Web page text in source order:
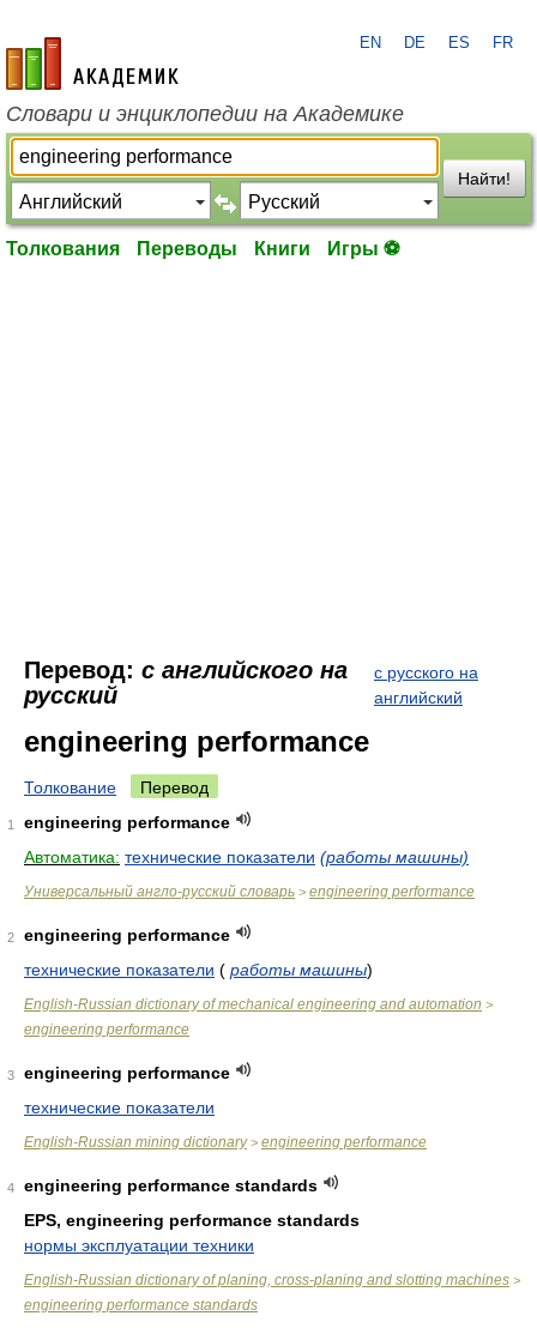
academic.ru
EN DE ES FR
Словари и энциклопедии на Академике
Найти!
Толкования Переводы Книги Игры ⚽
Перевод: с английского на
русский
с русского на
английский
engineering performance
Толкование Перевод
1
engineering performance
Автоматика: технические показатели (работы машины)
Универсальный англо-русский словарь > engineering performance
2
engineering performance
технические показатели ( работы машины)
English-Russian dictionary of mechanical engineering and automation >
engineering performance
3
engineering performance
технические показатели
English-Russian mining dictionary> engineering performance
4
engineering performance standards
EPS, engineering performance standards
нормы эксплуатации техники
English-Russian dictionary of planing, cross-planing and slotting machines >
engineering performance standards